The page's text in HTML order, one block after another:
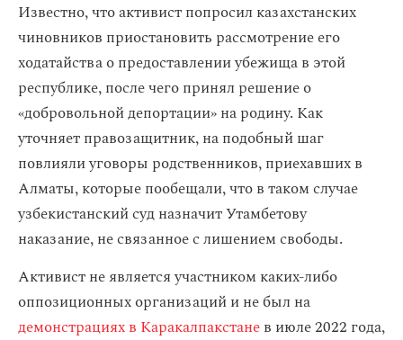
Известно, что активист попросил казахстанских
чиновников приостановить рассмотрение его
ходатайства о предоставлении убежища в этой
республике, после чего принял решение о
«добровольной депортации» на родину. Как
уточняет правозащитник, на подобный шаг
повлияли уговоры родственников, приехавших в
Алматы, которые пообещали, что в таком случае
узбекистанский суд назначит Утамбетову
наказание, не связанное с лишением свободы.
Активист не является участником каких-либо
оппозиционных организаций и не был на
демонстрациях в Каракалпакстанев июле 2022 года,